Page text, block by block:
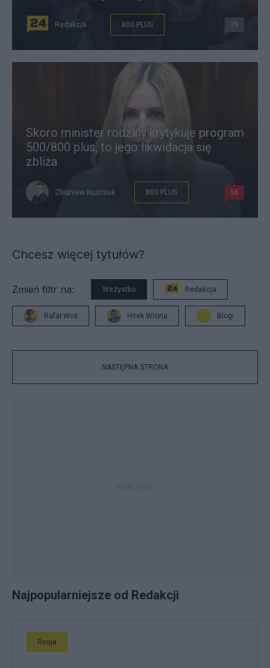
Redakcja 800 PLUS 29
Skoro minister rodziny krytykuje program
500/800 plus, to jego likwidacja się
zbliża
Zbigniew Kuźmiuk 800 PLUS 56
Chcesz więcej tytułów?
Zmień filtr na: Wszystko Redakcja
Rafał Woś Hirek Wrona Blogi
NASTĘPNA STRONA
Najpopularniejsze od Redakcji
Rosja